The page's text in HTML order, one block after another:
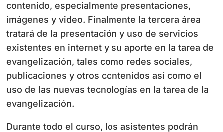
contenido, especialmente presentaciones,
imágenes y video. Finalmente la tercera área
tratará de la presentación y uso de servicios
existentes en internet y su aporte en la tarea de
evangelización, tales como redes sociales,
publicaciones y otros contenidos así como el
uso de las nuevas tecnologías en la tarea de la
evangelización.
Durante todo el curso, los asistentes podrán